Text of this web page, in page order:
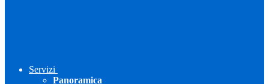
Servizi
Panoramica